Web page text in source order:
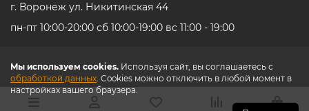
Мы используем cookies. Используя сайт, вы соглашаетесь с
обработкой данных. Cookies можно отключить в любой момент в
настройках вашего браузера.
г. Воронеж ул. Никитинская 44
пн-пт 10:00-20:00 сб 10:00-19:00 вс 11:00 - 19:00